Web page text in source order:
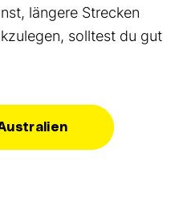
längere Strecken
solltest du gut